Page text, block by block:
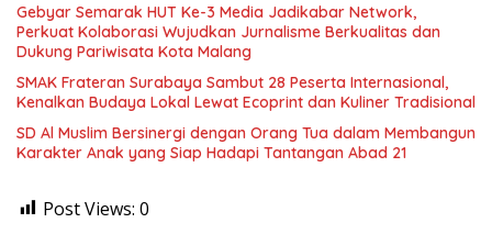
Gebyar Semarak HUT Ke-3 Media Jadikabar Network,
Perkuat Kolaborasi Wujudkan Jurnalisme Berkualitas dan
Dukung Pariwisata Kota Malang
SMAK Frateran Surabaya Sambut 28 Peserta Internasional,
Kenalkan Budaya Lokal Lewat Ecoprint dan Kuliner Tradisional
SD Al Muslim Bersinergi dengan Orang Tua dalam Membangun
Karakter Anak yang Siap Hadapi Tantangan Abad 21
Post Views: 0